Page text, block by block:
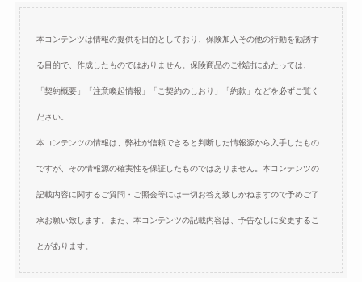
本コンテンツは情報の提供を目的としており、保険加入その他の行動を勧誘す
る目的で、作成したものではありません。保険商品のご検討にあたっては、
「契約概要」「注意喚起情報」「ご契約のしおり」「約款」などを必ずご覧く
ださい。
本コンテンツの情報は、弊社が信頼できると判断した情報源から入手したもの
ですが、その情報源の確実性を保証したものではありません。本コンテンツの
記載内容に関するご質問・ご照会等には一切お答え致しかねますので予めご了
承お願い致します。また、本コンテンツの記載内容は、予告なしに変更するこ
とがあります。